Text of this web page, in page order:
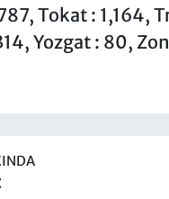
Tokat : 1,164,
Yozgat : 80,